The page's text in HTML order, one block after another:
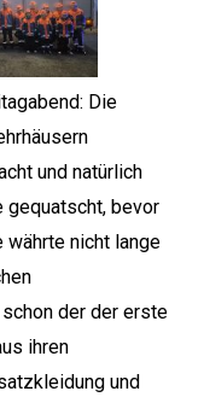
Die
und natürlich
gequatscht, bevor
währte nicht lange
der der erste
ihren
und